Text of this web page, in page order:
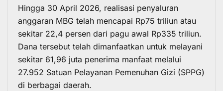
Hingga 30 April 2026, realisasi penyaluran
anggaran MBG telah mencapai Rp75 triliun atau
sekitar 22,4 persen dari pagu awal Rp335 triliun.
Dana tersebut telah dimanfaatkan untuk melayani
sekitar 61,96 juta penerima manfaat melalui
27.952 Satuan Pelayanan Pemenuhan Gizi (SPPG)
di berbagai daerah.